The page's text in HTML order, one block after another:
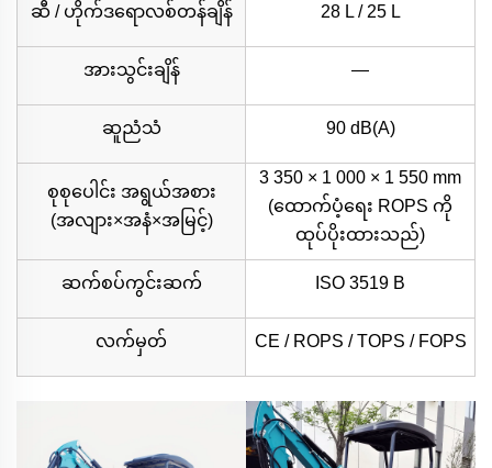
ဆီ / ဟိုက်ဒရောလစ်တန်ချိန် 28 L / 25 L
အားသွင်းချိန် —
ဆူညံသံ 90 dB(A)
စုစုပေါင်း အရွယ်အစား
(အလျား×အနံ×အမြင့်)
3 350 × 1 000 × 1 550 mm
(ထောက်ပံ့ရေး ROPS ကို
ထုပ်ပိုးထားသည်)
ဆက်စပ်ကွင်းဆက် ISO 3519 B
လက်မှတ် CE / ROPS / TOPS / FOPS